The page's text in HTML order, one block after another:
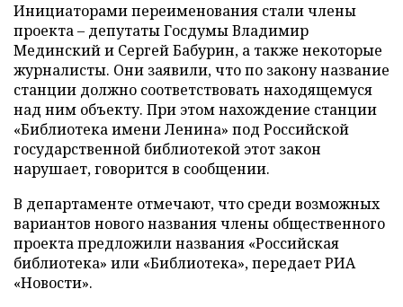
Инициаторами переименования стали члены
проекта – депутаты Госдумы Владимир
Мединский и Сергей Бабурин, а также некоторые
журналисты. Они заявили, что по закону название
станции должно соответствовать находящемуся
над ним объекту. При этом нахождение станции
«Библиотека имени Ленина» под Российской
государственной библиотекой этот закон
нарушает, говорится в сообщении.
В департаменте отмечают, что среди возможных
вариантов нового названия члены общественного
проекта предложили названия «Российская
библиотека» или «Библиотека», передает РИА
«Новости».